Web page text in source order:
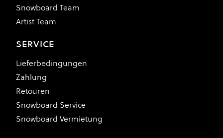
Snowboard Team
Artist Team
SERVICE
Lieferbedingungen
Zahlung
Retouren
Snowboard Service
Snowboard Vermietung